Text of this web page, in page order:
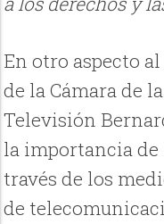
En otro aspecto
de la Cámara de
Televisión
la importancia
través de los
de